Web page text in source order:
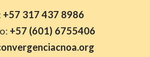
+57 317 437 8986
+57 (601) 6755406